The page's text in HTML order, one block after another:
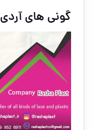
گونی های آردی